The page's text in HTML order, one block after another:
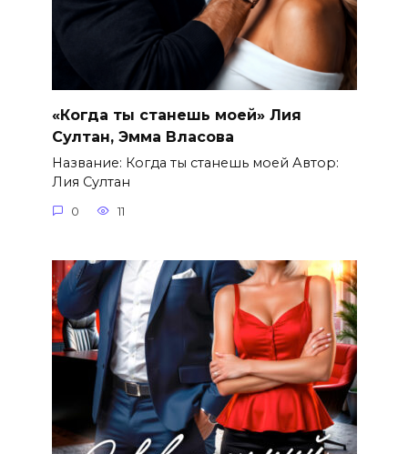
«Когда ты станешь моей» Лия
Султан, Эмма Власова
Название: Когда ты станешь моей Автор:
Лия Султан
0 11